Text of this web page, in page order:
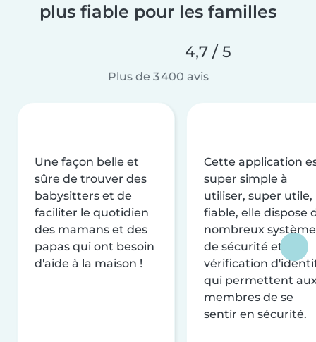
plus fiable pour les familles
4,7 / 5
Plus de 3 400 avis
Une façon belle et
sûre de trouver des
babysitters et de
faciliter le quotidien
des mamans et des
papas qui ont besoin
d'aide à la maison !
Cette application
super simple à
utiliser, super utile,
fiable, elle dispose
nombreux
de sécurité et de
vérification
qui permettent
membres de se
sentir en sécurité.